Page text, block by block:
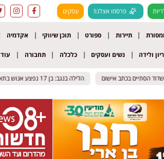
פרסמו אצלנו! עסקים
תיירות ספורט תוכן שיווקי אקדמיה
ולידה נשים ועסקים כלכלה תחבורה עוד
הסתיים בכתב אישום
הסתיים בכתב אישום הלילה בנגב: בן 17 נפצע אנוש בתאונת דרכים – פונה לסורוקה תוך החייאה
הלילה בנגב: בן 17 נפצע אנוש בתאונת דרכים – פונה לסורוקה תוך החייאה